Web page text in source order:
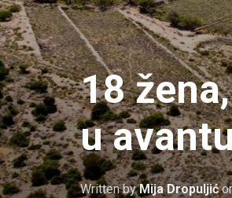
18
u
Written byMija Dropuljić